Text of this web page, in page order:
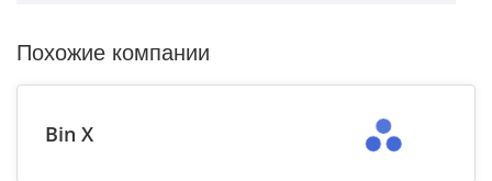
Похожие компании
Bin X